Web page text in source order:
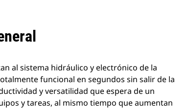
al sistema hidráulico y electrónico de la
funcional en segundos sin salir de la
y versatilidad que espera de un
y tareas, al mismo tiempo que aumentan